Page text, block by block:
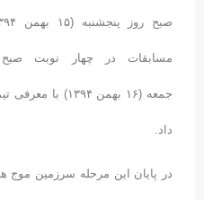
جمعه (۱۶ بهمن
داد.
در پایان این مرحله سرزمین موج